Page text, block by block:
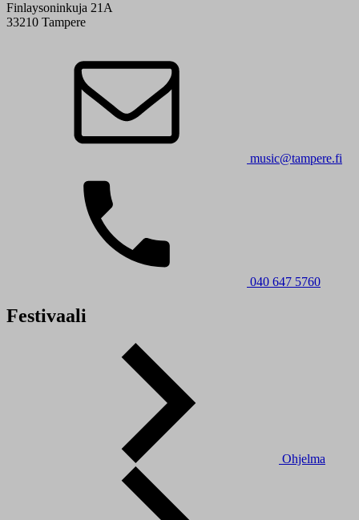
Finlaysoninkuja 21A
33210 Tampere
music@tampere.fi
040 647 5760
Festivaali
Ohjelma